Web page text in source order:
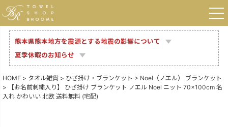
熊本県熊本地方を震源とする地震の影響について
夏季休暇のお知らせ
HOME タオル雑貨 ひざ掛け・ブランケット
Noel（ノエル） ブランケット
【お名前刺繍入り】 ひざ掛け ブランケット ノエル Noel ニット 70×100cm 名
入れ かわいい 北欧 送料無料 (宅配)